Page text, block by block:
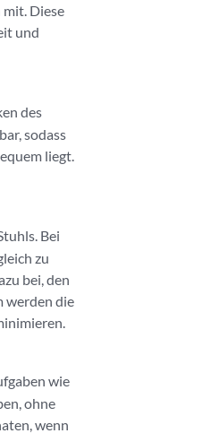
mit. Diese
und
des
sodass
liegt.
Bei
zu
bei, den
werden die
wie
ohne
wenn